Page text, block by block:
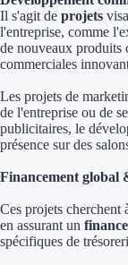
Il s'agit de projets
l'entreprise, comme
de nouveaux produits
commerciales
Les projets de
de l'entreprise ou de
publicitaires, le
présence sur des
Financement global
Ces projets cherchent
en assurant un
spécifiques de